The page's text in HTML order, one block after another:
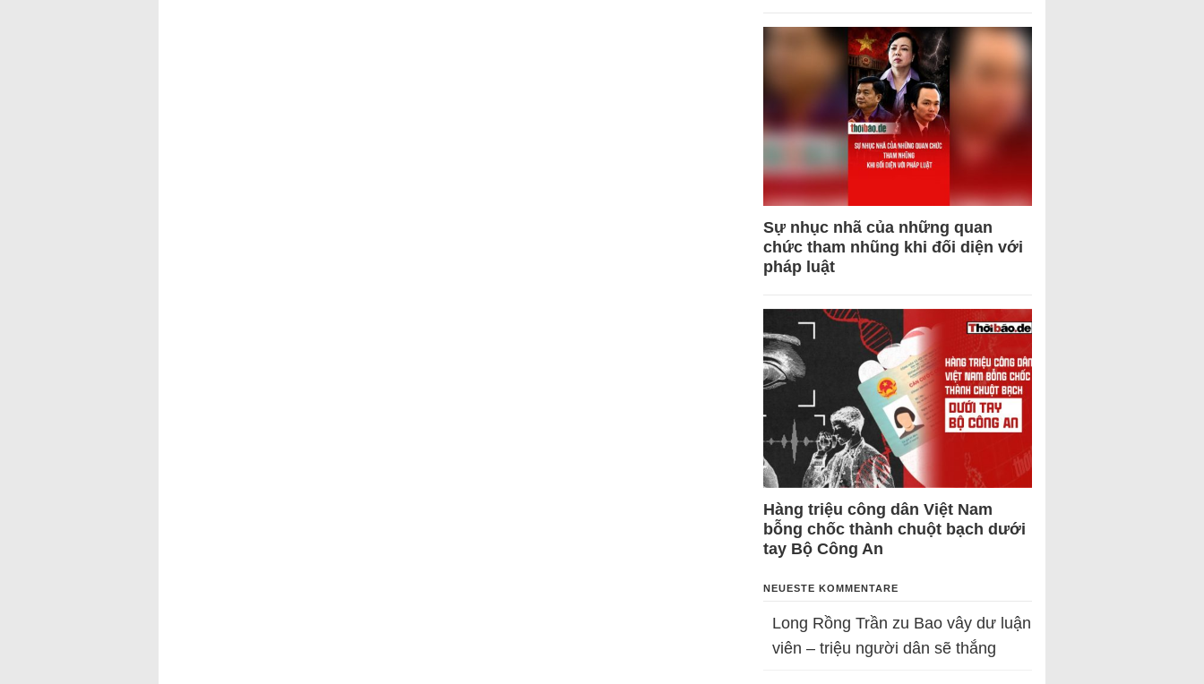
Sự nhục nhã của những quan
chức tham nhũng khi đối diện với
pháp luật
Hàng triệu công dân Việt Nam
bỗng chốc thành chuột bạch dưới
tay Bộ Công An
NEUESTE KOMMENTARE
Long Rồng Trần zu Bao vây dư luận
viên – triệu người dân sẽ thắng